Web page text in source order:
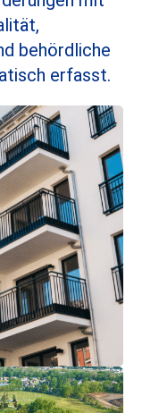
behördliche
erfasst.